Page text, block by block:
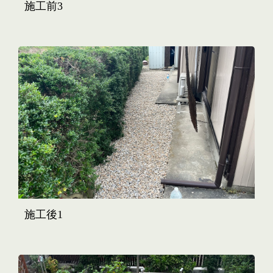
施工前3
施工後1